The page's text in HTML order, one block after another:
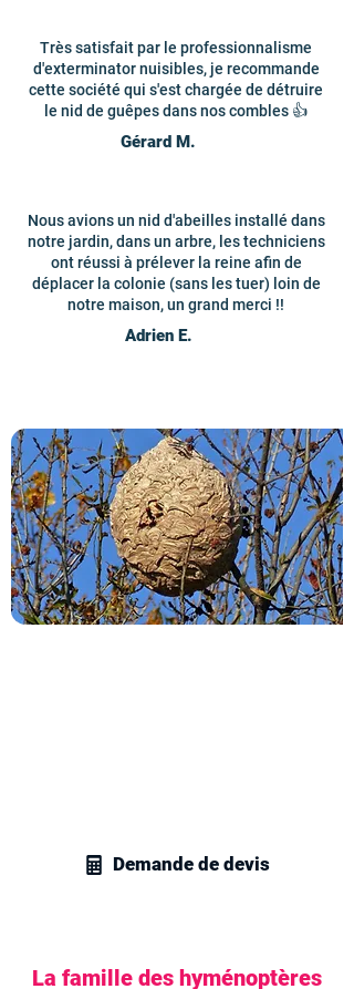
Très satisfait par le professionnalisme
d'exterminator nuisibles, je recommande
cette société qui s'est chargée de détruire
le nid de guêpes dans nos combles 👍
Gérard M.
Nous avions un nid d'abeilles installé dans
notre jardin, dans un arbre, les techniciens
ont réussi à prélever la reine afin de
déplacer la colonie (sans les tuer) loin de
notre maison, un grand merci !!
Adrien E.
Demande de devis
La famille des hyménoptères